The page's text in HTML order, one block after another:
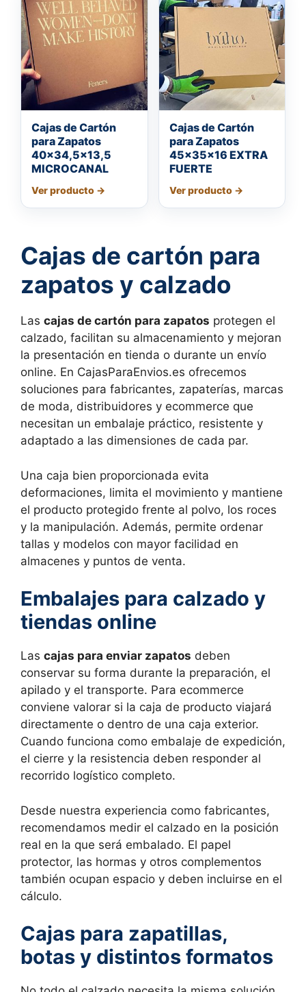
Cajas de Cartón
para Zapatos
40×34,5×13,5
MICROCANAL
Cajas de Cartón
para Zapatos
45x35x16 EXTRA
FUERTE
Cajas de cartón para
zapatos y calzado
Las cajas de cartón para zapatos protegen el
calzado, facilitan su almacenamiento y mejoran
la presentación en tienda o durante un envío
online. En CajasParaEnvios.es ofrecemos
soluciones para fabricantes, zapaterías, marcas
de moda, distribuidores y ecommerce que
necesitan un embalaje práctico, resistente y
adaptado a las dimensiones de cada par.
Una caja bien proporcionada evita
deformaciones, limita el movimiento y mantiene
el producto protegido frente al polvo, los roces
y la manipulación. Además, permite ordenar
tallas y modelos con mayor facilidad en
almacenes y puntos de venta.
Embalajes para calzado y
tiendas online
Las cajas para enviar zapatos deben
conservar su forma durante la preparación, el
apilado y el transporte. Para ecommerce
conviene valorar si la caja de producto viajará
directamente o dentro de una caja exterior.
Cuando funciona como embalaje de expedición,
el cierre y la resistencia deben responder al
recorrido logístico completo.
Desde nuestra experiencia como fabricantes,
recomendamos medir el calzado en la posición
real en la que será embalado. El papel
protector, las hormas y otros complementos
también ocupan espacio y deben incluirse en el
cálculo.
Cajas para zapatillas,
botas y distintos formatos